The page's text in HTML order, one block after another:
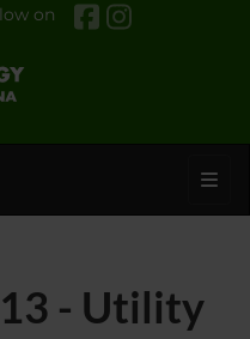
on
- Utility